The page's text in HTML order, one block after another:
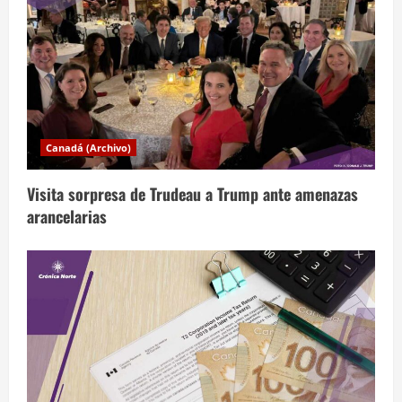
t
r
a
d
a
s
Canadá (Archivo)
Visita sorpresa de Trudeau a Trump ante amenazas
arancelarias